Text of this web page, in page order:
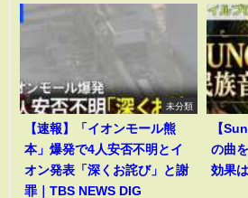
未分類
【速報】「イオンモール熊
本」爆発で4人安否不明とイ
オン発表「深くお詫び」と謝
罪｜TBS NEWS DIG
【
の曲
効果